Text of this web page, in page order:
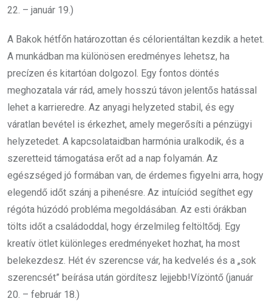
22. – január 19.)
A Bakok hétfőn határozottan és célorientáltan kezdik a hetet.
A munkádban ma különösen eredményes lehetsz, ha
precízen és kitartóan dolgozol. Egy fontos döntés
meghozatala vár rád, amely hosszú távon jelentős hatással
lehet a karrieredre. Az anyagi helyzeted stabil, és egy
váratlan bevétel is érkezhet, amely megerősíti a pénzügyi
helyzetedet. A kapcsolataidban harmónia uralkodik, és a
szeretteid támogatása erőt ad a nap folyamán. Az
egészséged jó formában van, de érdemes figyelni arra, hogy
elegendő időt szánj a pihenésre. Az intuíciód segíthet egy
régóta húzódó probléma megoldásában. Az esti órákban
tölts időt a családoddal, hogy érzelmileg feltöltődj. Egy
kreatív ötlet különleges eredményeket hozhat, ha most
belekezdesz. Hét év szerencse vár, ha kedvelés és a „sok
szerencsét” beírása után gördítesz lejjebb!Vízöntő (január
20. – február 18.)